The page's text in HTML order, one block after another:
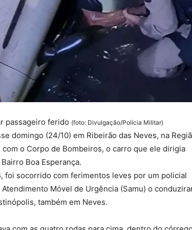
passageiro ferido (foto: Divulgação/Polícia Militar)
domingo (24/10) em Ribeirão das Neves, na
o Corpo de Bombeiros, o carro que ele dirigia
Boa Esperança.
foi socorrido com ferimentos leves por um policial
Móvel de Urgência (Samu) o
também em Neves.